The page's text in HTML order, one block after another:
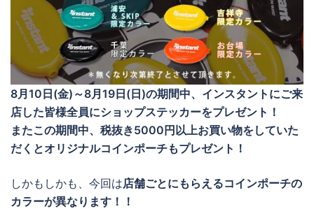
8月10日(金)～8月19日(日)の期間中、インスタントにご来
店した皆様全員にショップステッカーをプレゼント！
またこの期間中、税抜き5000円以上お買い物をしていた
だくとオリジナルコインポーチもプレゼント！
しかもしかも、今回は店舗ごとにもらえるコインポーチの
カラーが異なります！！